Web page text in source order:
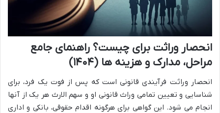
انحصار وراثت برای چیست؟ راهنمای جامع
مراحل، مدارک و هزینه ها (۱۴۰۴)
انحصار وراثت فرآیندی قانونی است که پس از فوت یک فرد، برای
شناسایی و تعیین تمامی وراث قانونی او و سهم الارث هر یک از آنها
انجام می شود. این گواهی برای هرگونه اقدام حقوقی، بانکی و اداری